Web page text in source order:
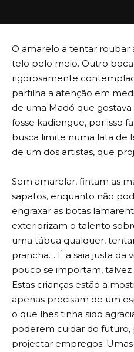
O amarelo a tentar roubar
telo pelo meio. Outro
rigorosamente
partilha a atenção em
de uma Madó que
fosse kadiengue, por isso
busca limite numa lata de
de um dos artistas, que
Sem amarelar, fintam as
sapatos, enquanto não
engraxar as botas
exteriorizam o talento
uma tábua qualquer,
prancha… É a saia justa da
pouco se importam,
Estas crianças estão a
apenas precisam de um
o que lhes tinha sido
poderem cuidar do futuro,
projectar empregos.